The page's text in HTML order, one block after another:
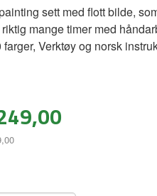
sett med flott bilde,
mange timer med
farger, Verktøy og norsk